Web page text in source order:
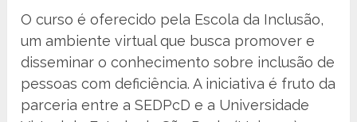
O curso é oferecido pela Escola da Inclusão,
um ambiente virtual que busca promover e
disseminar o conhecimento sobre inclusão de
pessoas com deficiência. A iniciativa é fruto da
parceria entre a SEDPcD e a Universidade